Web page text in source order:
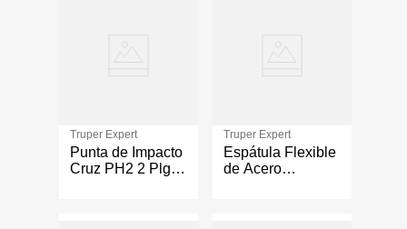
Truper Expert
Punta de Impacto
Cruz PH2 2 Plg
Truper Expert
Espátula Flexible
de Acero